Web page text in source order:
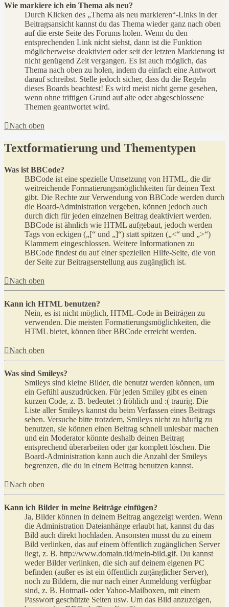
Wie markiere ich ein Thema als neu?
Durch Klicken des „Thema als neu markieren“-Links in der
Beitragsansicht kannst du das Thema wieder ganz nach oben
auf die erste Seite des Forums holen. Wenn du den
entsprechenden Link nicht siehst, dann ist die Funktion
möglicherweise deaktiviert oder seit der letzten Markierung ist
nicht genügend Zeit vergangen. Es ist auch möglich, das
Thema nach oben zu holen, indem du einfach eine Antwort
darauf schreibst. Stelle jedoch sicher, dass du die Regeln
dieses Boards beachtest! Es wird meist nicht gerne gesehen,
wenn ohne triftigen Grund auf alte oder abgeschlossene
Themen geantwortet wird.
Nach oben
Textformatierung und Thementypen
Was ist BBCode?
BBCode ist eine spezielle Umsetzung von HTML, die dir
weitreichende Formatierungsmöglichkeiten für deinen Text
gibt. Die Rechte zur Verwendung von BBCode werden durch
die Board-Administration vergeben, können jedoch auch
durch dich für jeden einzelnen Beitrag deaktiviert werden.
BBCode ist ähnlich wie HTML aufgebaut, jedoch werden
Tags von eckigen („[“ und „]“) statt spitzen („<“ und „>“)
Klammern eingeschlossen. Weitere Informationen zu
BBCode findest du auf einer speziellen Hilfe-Seite, die von
der Seite zur Beitragserstellung aus zugänglich ist.
Nach oben
Kann ich HTML benutzen?
Nein, es ist nicht möglich, HTML-Code in Beiträgen zu
verwenden. Die meisten Formatierungsmöglichkeiten, die
HTML bietet, können über BBCode erreicht werden.
Nach oben
Was sind Smileys?
Smileys sind kleine Bilder, die benutzt werden können, um
ein Gefühl auszudrücken. Für jeden Smiley gibt es einen
kurzen Code, z. B. bedeutet :) fröhlich und :( traurig. Die
Liste aller Smileys kannst du beim Verfassen eines Beitrags
sehen. Versuche bitte trotzdem, Smileys nicht zu häufig zu
benutzen, sie können einen Beitrag schnell unlesbar machen
und ein Moderator könnte deshalb deinen Beitrag
entsprechend überarbeiten oder gar komplett löschen. Die
Board-Administration kann auch die Anzahl der Smileys
begrenzen, die du in einem Beitrag benutzen kannst.
Nach oben
Kann ich Bilder in meine Beiträge einfügen?
Ja, Bilder können in deinem Beitrag angezeigt werden. Wenn
die Administration Dateianhänge erlaubt hat, kannst du das
Bild auch direkt hochladen. Ansonsten musst du zu einem
Bild verlinken, das auf einem öffentlich zugänglichen Server
liegt, z. B. http://www.domain.tld/mein-bild.gif. Du kannst
weder Bilder verlinken, die sich auf deinem eigenen PC
befinden (außer es ist ein öffentlich zugänglicher Server),
noch zu Bildern, die nur nach einer Anmeldung verfügbar
sind, z. B. Hotmail- oder Yahoo-Mailboxen, mit einem
Passwort geschützte Seiten usw. Um das Bild anzuzeigen,